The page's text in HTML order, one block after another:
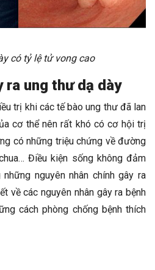
có tỷ lệ tử vong cao
ra ung thư dạ dày
trị khi các tế bào ung thư đã lan
cơ thể nên rất khó có cơ hội trị
có những triệu chứng về đường
Điều kiện sống không đảm
nguyên nhân chính gây ra
về các nguyên nhân gây ra bệnh
cách phòng chống bệnh thích